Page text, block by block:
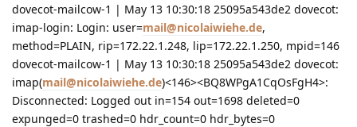
dovecot-mailcow-1 | May 13 10:30:18 25095a543de2 dovecot:
imap-login: Login: user=mail@nicolaiwiehe.de,
method=PLAIN, rip=172.22.1.248, lip=172.22.1.250, mpid=146
dovecot-mailcow-1 | May 13 10:30:18 25095a543de2 dovecot:
imap(mail@nicolaiwiehe.de)<146><BQ8WPgA1CqOsFgH4>:
Disconnected: Logged out in=154 out=1698 deleted=0
expunged=0 trashed=0 hdr_count=0 hdr_bytes=0